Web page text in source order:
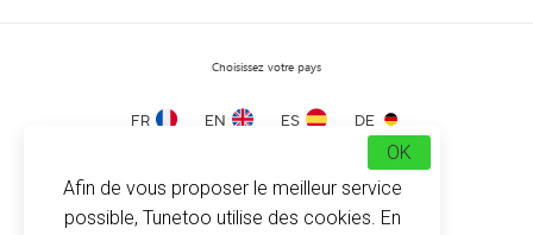
Choisissez votre pays
FR EN ES DE
Trouvez nous maintenant sur
Afin de vous proposer le meilleur service
possible, Tunetoo utilise des cookies. En
OK